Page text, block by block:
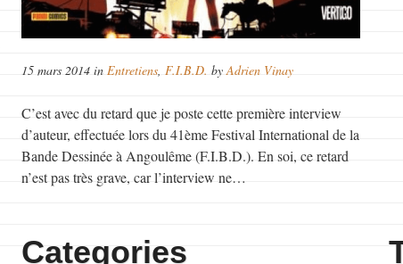
15 mars 2014 inEntretiens,F.I.B.D. byAdrien Vinay
C’est avec du retard que je poste cette première interview
d’auteur, effectuée lors du 41ème Festival International de la
Bande Dessinée à Angoulême (F.I.B.D.). En soi, ce retard
n’est pas très grave, car l’interview ne…
Categories